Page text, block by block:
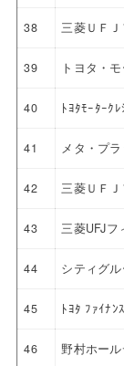
38 三菱ＵＦ
39 トヨタ・
40 ﾄﾖﾀﾓｰﾀｰｸ
41 メタ・プ
42 三菱ＵＦ
43 三菱UFJフ
44 シティグ
45 ﾄﾖﾀ ﾌｧｲﾅﾝ
46 野村ホー